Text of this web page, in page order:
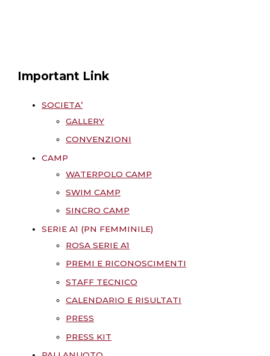
Important Link
SOCIETA’
GALLERY
CONVENZIONI
CAMP
WATERPOLO CAMP
SWIM CAMP
SINCRO CAMP
SERIE A1 (PN FEMMINILE)
ROSA SERIE A1
PREMI E RICONOSCIMENTI
STAFF TECNICO
CALENDARIO E RISULTATI
PRESS
PRESS KIT